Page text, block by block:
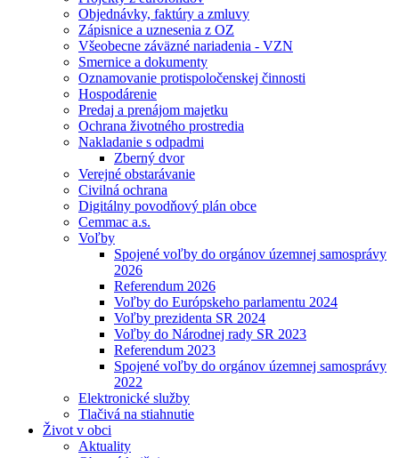
Objednávky, faktúry a zmluvy
Zápisnice a uznesenia z OZ
Všeobecne záväzné nariadenia - VZN
Smernice a dokumenty
Oznamovanie protispoločenskej činnosti
Hospodárenie
Predaj a prenájom majetku
Ochrana životného prostredia
Nakladanie s odpadmi
Zberný dvor
Verejné obstarávanie
Civilná ochrana
Digitálny povodňový plán obce
Cemmac a.s.
Voľby
Spojené voľby do orgánov územnej samosprávy
2026
Referendum 2026
Voľby do Európskeho parlamentu 2024
Voľby prezidenta SR 2024
Voľby do Národnej rady SR 2023
Referendum 2023
Spojené voľby do orgánov územnej samosprávy
2022
Elektronické služby
Tlačivá na stiahnutie
Život v obci
Aktuality